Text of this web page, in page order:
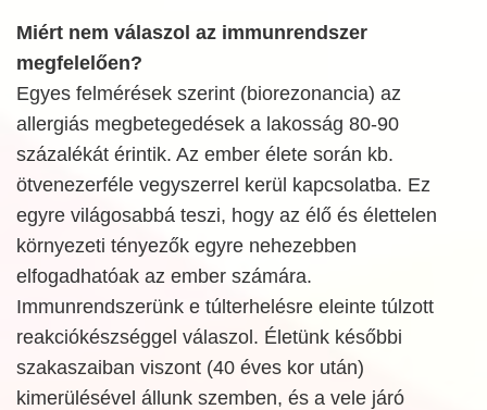
Miért nem válaszol az immunrendszer
megfelelően?
Egyes felmérések szerint (biorezonancia) az
allergiás megbetegedések a lakosság 80-90
százalékát érintik. Az ember élete során kb.
ötvenezerféle vegyszerrel kerül kapcsolatba. Ez
egyre világosabbá teszi, hogy az élő és élettelen
környezeti tényezők egyre nehezebben
elfogadhatóak az ember számára.
Immunrendszerünk e túlterhelésre eleinte túlzott
reakciókészséggel válaszol. Életünk későbbi
szakaszaiban viszont (40 éves kor után)
kimerülésével állunk szemben, és a vele járó